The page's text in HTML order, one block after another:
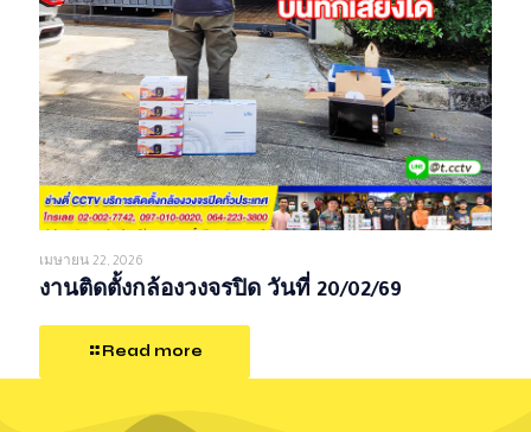
เมษายน 22, 2026
งานติดตั้งกล้องวงจรปิด วันที่ 20/02/69
Read more